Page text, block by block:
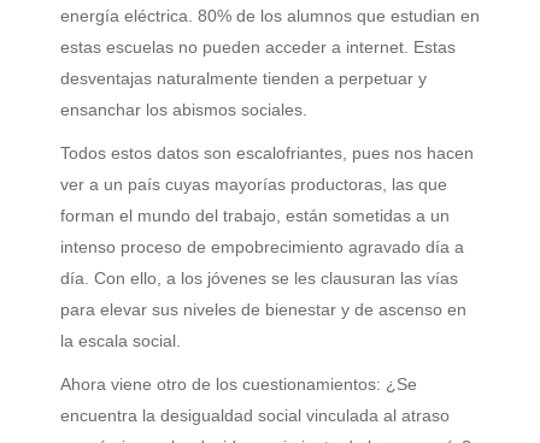
energía eléctrica. 80% de los alumnos que estudian en
estas escuelas no pueden acceder a internet. Estas
desventajas naturalmente tienden a perpetuar y
ensanchar los abismos sociales.
Todos estos datos son escalofriantes, pues nos hacen
ver a un país cuyas mayorías productoras, las que
forman el mundo del trabajo, están sometidas a un
intenso proceso de empobrecimiento agravado día a
día. Con ello, a los jóvenes se les clausuran las vías
para elevar sus niveles de bienestar y de ascenso en
la escala social.
Ahora viene otro de los cuestionamientos: ¿Se
encuentra la desigualdad social vinculada al atraso